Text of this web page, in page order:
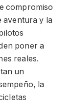
compromiso
aventura y la
poner a
reales.
un
la